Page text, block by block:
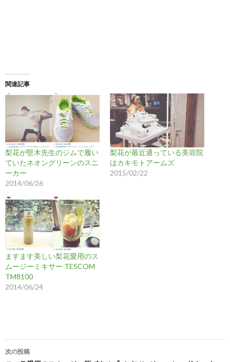
関連記事
梨花が堅木先生のジムで履い
ていたネオングリーンのスニ
ーカー
2014/06/26
梨花が最近通っている美容院
はカキモトアームズ
2015/02/22
ますます美しい梨花愛用のス
ムージーミキサー TESCOM
TM8100
2014/06/24
投
次の投稿